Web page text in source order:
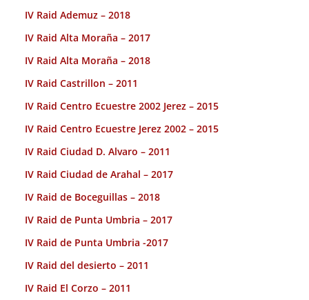
IV Raid Ademuz – 2018
IV Raid Alta Moraña – 2017
IV Raid Alta Moraña – 2018
IV Raid Castrillon – 2011
IV Raid Centro Ecuestre 2002 Jerez – 2015
IV Raid Centro Ecuestre Jerez 2002 – 2015
IV Raid Ciudad D. Alvaro – 2011
IV Raid Ciudad de Arahal – 2017
IV Raid de Boceguillas – 2018
IV Raid de Punta Umbria – 2017
IV Raid de Punta Umbria -2017
IV Raid del desierto – 2011
IV Raid El Corzo – 2011